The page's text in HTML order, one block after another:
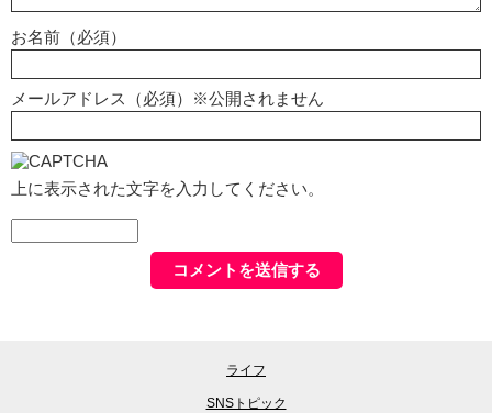
お名前（必須）
メールアドレス（必須）※公開されません
上に表示された文字を入力してください。
ライフ
SNSトピック